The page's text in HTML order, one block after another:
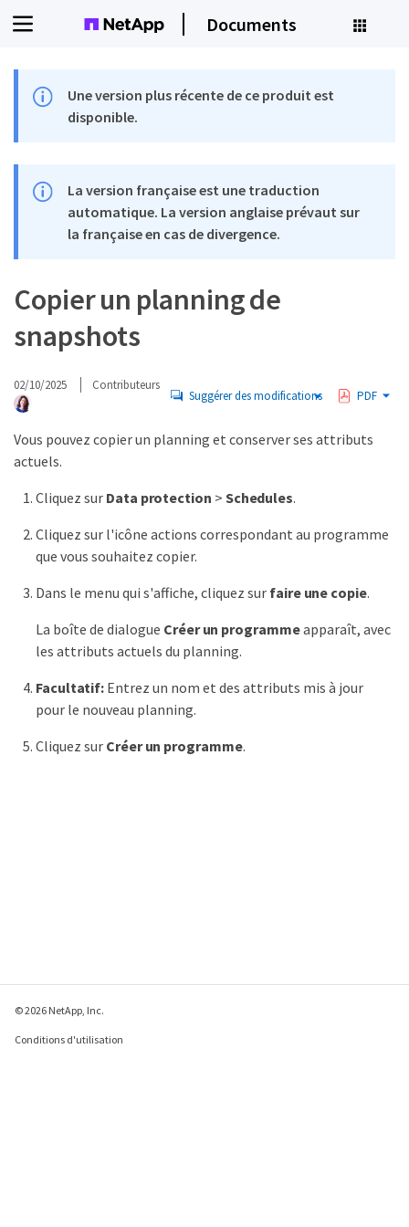
Documents
Une version plus récente de ce produit est
disponible.
La version française est une traduction
automatique. La version anglaise prévaut sur
la française en cas de divergence.
Copier un planning de
snapshots
02/10/2025 Contributeurs
Suggérer des modifications PDF
Vous pouvez copier un planning et conserver ses attributs
actuels.
Cliquez sur Data protection > Schedules.
Cliquez sur l'icône actions correspondant au programme
que vous souhaitez copier.
Dans le menu qui s'affiche, cliquez sur faire une copie.
La boîte de dialogue Créer un programmeapparaît, avec
les attributs actuels du planning.
Facultatif: Entrez un nom et des attributs mis à jour
pour le nouveau planning.
Cliquez sur Créer un programme.
© 2026 NetApp, Inc.
Conditions d'utilisation